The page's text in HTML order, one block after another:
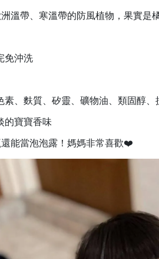
溫帶、寒溫帶的防風植物，果實是
免沖洗
、麩質、矽靈、礦物油、類固醇、
的寶寶香味
能當泡泡露！媽媽非常喜歡❤️